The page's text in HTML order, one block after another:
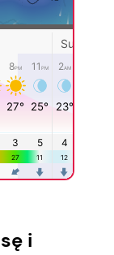
i